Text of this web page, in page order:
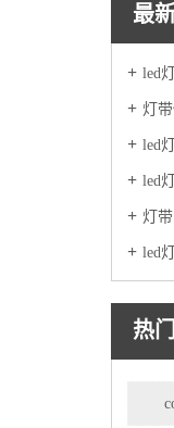
最
led
灯
led
led
灯
led
热